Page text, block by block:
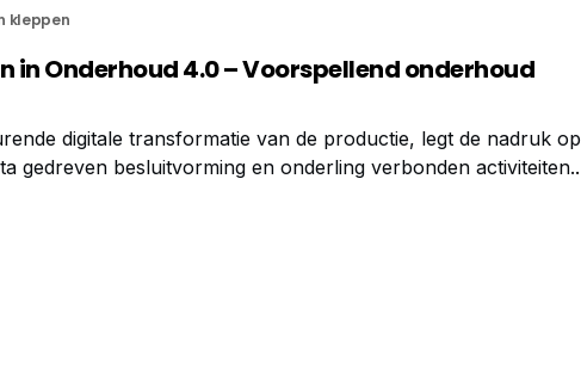
kleppen
in Onderhoud 4.0 – Voorspellend onderhoud
digitale transformatie van de productie, legt de nadruk op
gedreven besluitvorming en onderling verbonden activiteiten.
onderdeel zijn van deze revolutie en